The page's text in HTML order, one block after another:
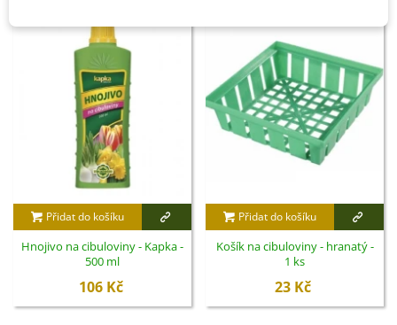
Přidat do košíku
Hnojivo na cibuloviny - Kapka -
500 ml
106 Kč
Přidat do košíku
Košík na cibuloviny - hranatý -
1 ks
23 Kč